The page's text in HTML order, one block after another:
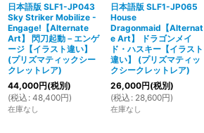
日本語版 SLF1-JP043
Sky Striker Mobilize -
Engage!【Alternate
Art】 閃刀起動－エンゲ
ージ【イラスト違い】
(プリズマティックシー
クレットレア)
44,000円(税別)
(税込 : 48,400円)
在庫なし
日本語版 SLF1-JP065
House
Dragonmaid【Alternat
e Art】 ドラゴンメイ
ド・ハスキー【イラスト
違い】 (プリズマティッ
クシークレットレア)
26,000円(税別)
(税込 : 28,600円)
在庫なし